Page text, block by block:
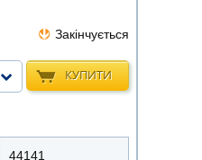
Закінчується
КУПИТИ
44141